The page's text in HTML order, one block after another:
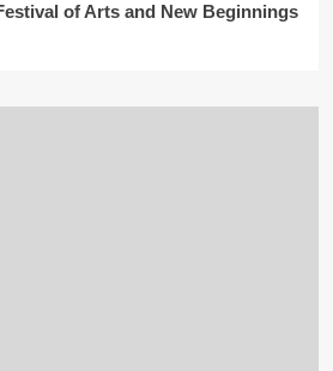
of Arts and New Beginnings